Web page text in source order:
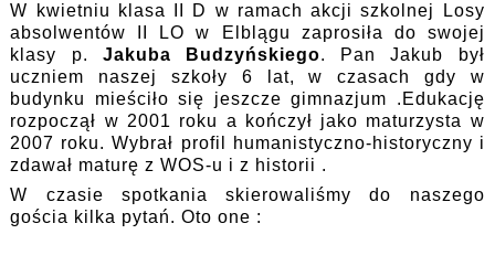
W kwietniu klasa II D w ramach akcji szkolnej Losy
absolwentów II LO w Elblągu zaprosiła do swojej
klasy p. Jakuba Budzyńskiego. Pan Jakub był
uczniem naszej szkoły 6 lat, w czasach gdy w
budynku mieściło się jeszcze gimnazjum .Edukację
rozpoczął w 2001 roku a kończył jako maturzysta w
2007 roku. Wybrał profil humanistyczno-historyczny i
zdawał maturę z WOS-u i z historii .
W czasie spotkania skierowaliśmy do naszego
gościa kilka pytań. Oto one :